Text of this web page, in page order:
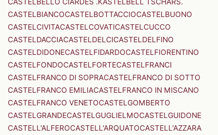
CASTELBIANCOCASTELBOTTACCIOCASTELBUONO
CASTELCIVITACASTELCOVATICASTELCUCCO
CASTELDACCIACASTELDELCICASTELDELFINO
CASTELDIDONECASTELFIDARDOCASTELFIORENTINO
CASTELFONDOCASTELFORTECASTELFRANCI
CASTELFRANCO DI SOPRACASTELFRANCO DI SOTTO
CASTELFRANCO EMILIACASTELFRANCO IN MISCANO
CASTELFRANCO VENETOCASTELGOMBERTO
CASTELGRANDECASTELGUGLIELMOCASTELGUIDONE
CASTELL'ALFEROCASTELL'ARQUATOCASTELL'AZZARA